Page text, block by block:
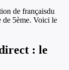
de françaisdu
de 5ème. Voici le
: le